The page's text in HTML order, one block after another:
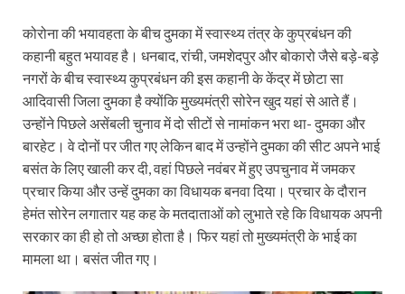
कोरोना की भयावहता के बीच दुमका में स्‍वास्‍थ्‍य तंत्र के कुप्रबंधन की
कहानी बहुत भयावह है। धनबाद, रांची, जमशेदपुर और बोकारो जैसे बड़े-बड़े
नगरों के बीच स्‍वास्‍थ्‍य कुप्रबंधन की इस कहानी के केंद्र में छोटा सा‍
आदिवासी जिला दुमका है क्‍योंकि मुख्‍यमंत्री सोरेन खुद यहां से आते हैं।
उन्‍होंने पिछले असेंबली चुनाव में दो सीटों से नामांकन भरा था- दुमका और
बारहेट। वे दोनों पर जीत गए लेकिन बाद में उन्‍होंने दुमका की सीट अपने भाई
बसंत के लिए खाली कर दी, वहां पिछले नवंबर में हुए उपचुनाव में जमकर
प्रचार किया और उन्‍हें दुमका का विधायक बनवा दिया। प्रचार के दौरान
हेमंत सोरेन लगातार यह कह के मतदाताओं को लुभाते रहे कि विधायक अपनी
सरकार का ही हो तो अच्‍छा होता है। फिर यहां तो मुख्‍यमंत्री के भाई का
मामला था। बसंत जीत गए।